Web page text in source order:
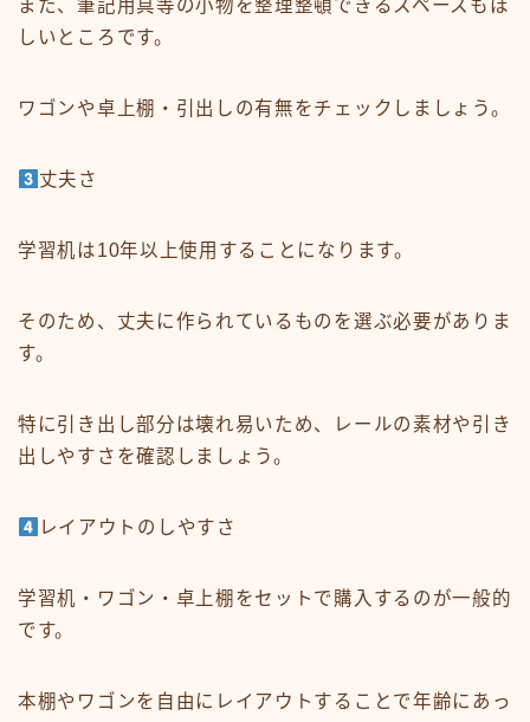
また、筆記用具等の小物を整理整頓できるスペースもほ
しいところです。
ワゴンや卓上棚・引出しの有無をチェックしましょう。
丈夫さ
学習机は10年以上使用することになります。
そのため、丈夫に作られているものを選ぶ必要がありま
す。
特に引き出し部分は壊れ易いため、レールの素材や引き
出しやすさを確認しましょう。
レイアウトのしやすさ
学習机・ワゴン・卓上棚をセットで購入するのが一般的
です。
本棚やワゴンを自由にレイアウトすることで年齢にあっ